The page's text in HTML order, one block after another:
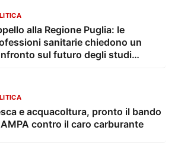
alla Regione Puglia: le
sanitarie chiedono un
sul futuro degli studi
e acquacoltura, pronto il bando
contro il caro carburante